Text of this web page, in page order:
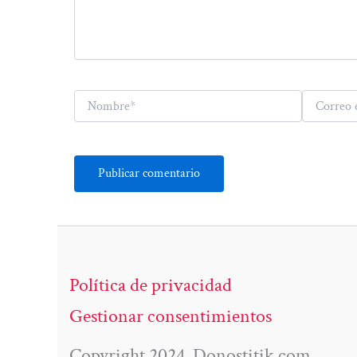
Nombre*
Correo
electrónico*
Política de privacidad
Gestionar consentimientos